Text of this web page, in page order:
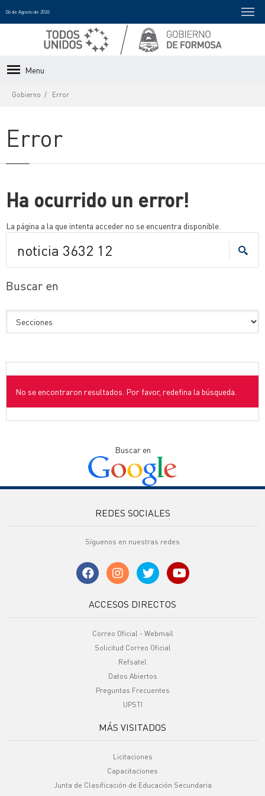
06 de Agosto de 2026
Menu
Gobierno Error
Error
Ha ocurrido un error!
La página a la que intenta acceder no se encuentra disponible.
Buscar en
No se encontraron resultados. Por favor, redefina la búsqueda.
Buscar en
REDES SOCIALES
Síguenos en nuestras redes
ACCESOS DIRECTOS
Correo Oficial - Webmail
Solicitud Correo Oficial
Refsatel
Datos Abiertos
Preguntas Frecuentes
UPSTI
MÁS VISITADOS
Licitaciones
Capacitaciones
Junta de Clasificación de Educación Secundaria